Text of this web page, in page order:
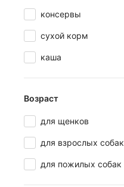
консервы
сухой корм
каша
Возраст
для щенков
для взрослых собак
для пожилых собак